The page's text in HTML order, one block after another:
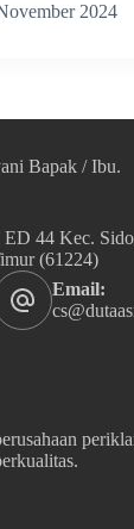
2024
Bapak / Ibu.
ED 44 Kec.
(61224)
Email: